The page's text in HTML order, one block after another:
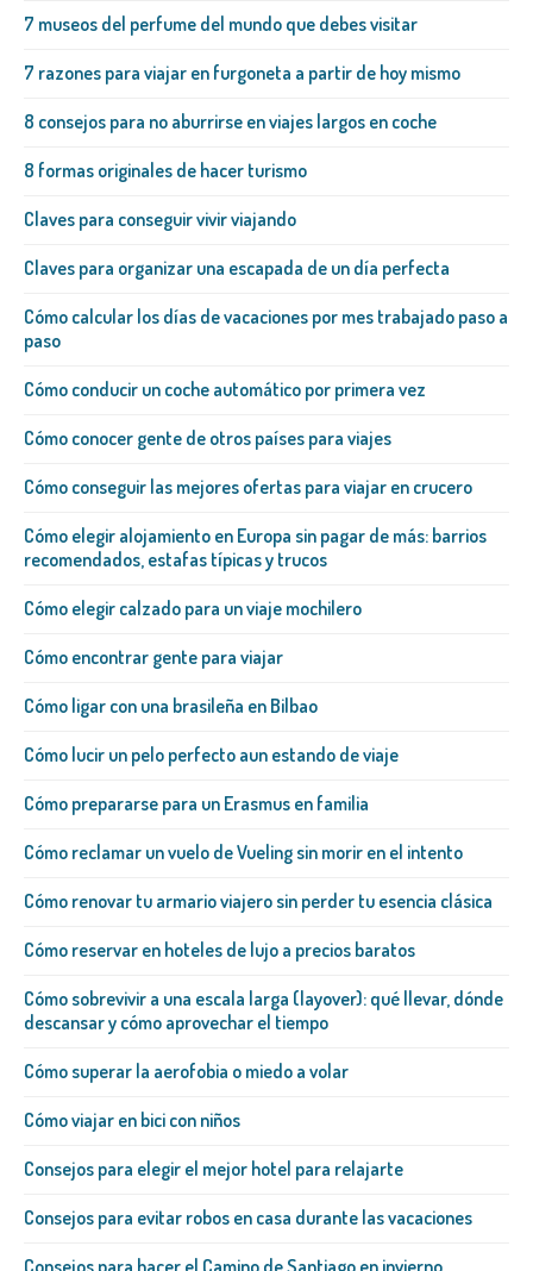
7 museos del perfume del mundo que debes visitar
7 razones para viajar en furgoneta a partir de hoy mismo
8 consejos para no aburrirse en viajes largos en coche
8 formas originales de hacer turismo
Claves para conseguir vivir viajando
Claves para organizar una escapada de un día perfecta
Cómo calcular los días de vacaciones por mes trabajado paso a
paso
Cómo conducir un coche automático por primera vez
Cómo conocer gente de otros países para viajes
Cómo conseguir las mejores ofertas para viajar en crucero
Cómo elegir alojamiento en Europa sin pagar de más: barrios
recomendados, estafas típicas y trucos
Cómo elegir calzado para un viaje mochilero
Cómo encontrar gente para viajar
Cómo ligar con una brasileña​ en Bilbao
Cómo lucir un pelo perfecto aun estando de viaje
Cómo prepararse para un Erasmus en familia
Cómo reclamar un vuelo de Vueling sin morir en el intento
Cómo renovar tu armario viajero sin perder tu esencia clásica
Cómo reservar en hoteles de lujo a precios baratos
Cómo sobrevivir a una escala larga (layover): qué llevar, dónde
descansar y cómo aprovechar el tiempo
Cómo superar la aerofobia o miedo a volar
Cómo viajar en bici con niños
Consejos para elegir el mejor hotel para relajarte
Consejos para evitar robos en casa durante las vacaciones